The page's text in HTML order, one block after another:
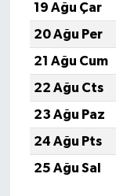
19 Ağu Çar
20 Ağu Per
21 Ağu Cum
22 Ağu Cts
23 Ağu Paz
24 Ağu Pts
25 Ağu Sal